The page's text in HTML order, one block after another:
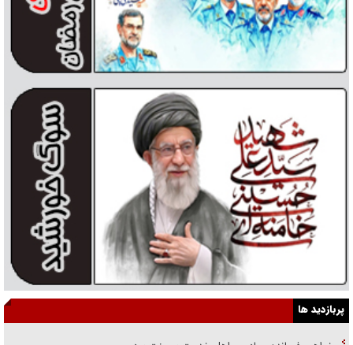
پربازدید ها